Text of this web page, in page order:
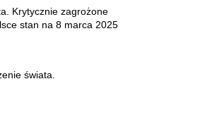
Krytycznie zagrożone
stan na 8 marca 2025
świata.